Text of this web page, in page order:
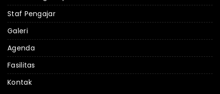
Staf Pengajar
Galeri
Agenda
Fasilitas
Kontak